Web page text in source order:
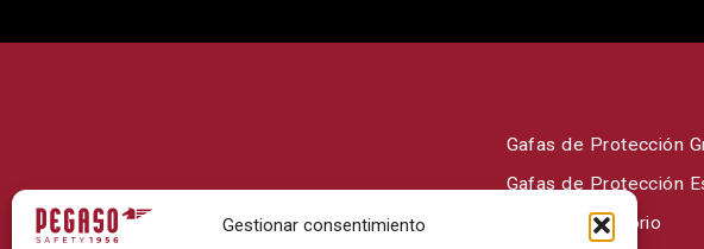
Gestionar consentimiento
Gafas de Protección
Gafas de Protección
Gafas Laboratorio